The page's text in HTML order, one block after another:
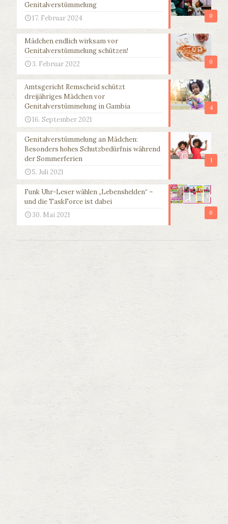
0
Genitalverstümmelung
17. Februar 2024
0
Mädchen endlich wirksam vor
Genitalverstümmelung schützen!
3. Februar 2022
4
Amtsgericht Remscheid schützt
dreijähriges Mädchen vor
Genitalverstümmelung in Gambia
16. September 2021
1
Genitalverstümmelung an Mädchen:
Besonders hohes Schutzbedürfnis während
der Sommerferien
5. Juli 2021
6
Funk Uhr-Leser wählen „Lebenshelden“ –
und die TaskForce ist dabei
30. Mai 2021